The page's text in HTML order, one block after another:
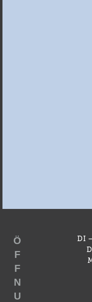
Ö
F
F
N
U
DI